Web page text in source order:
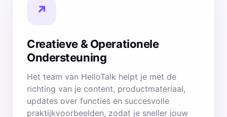
↗
Creatieve & Operationele
Ondersteuning
Het team van HelloTalk helpt je met de
richting van je content, productmateriaal,
updates over functies en succesvolle
praktijkvoorbeelden, zodat je sneller jouw